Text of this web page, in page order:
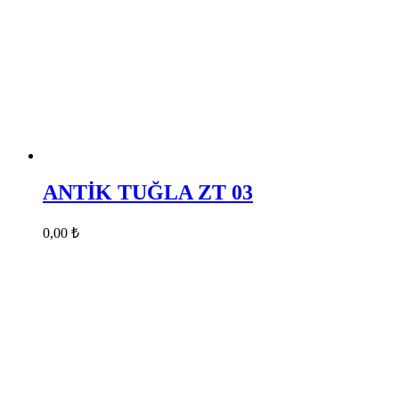
ANTİK TUĞLA ZT 03
0,00 ₺